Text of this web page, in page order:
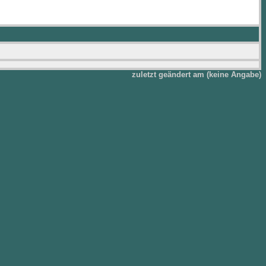
zuletzt geändert am (keine Angabe)